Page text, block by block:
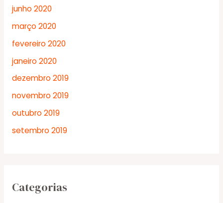
junho 2020
março 2020
fevereiro 2020
janeiro 2020
dezembro 2019
novembro 2019
outubro 2019
setembro 2019
Categorias